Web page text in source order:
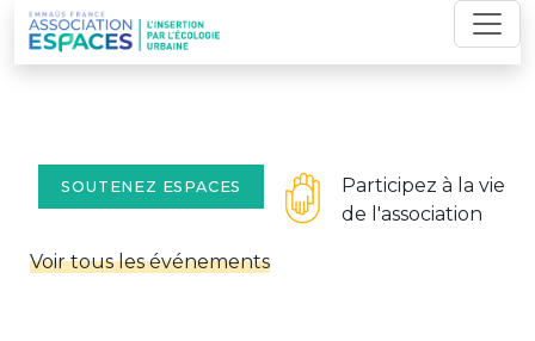
Skip
to
content
SOUTENEZ ESPACES
Participez à la vie
de l'association
Voir tous les événements